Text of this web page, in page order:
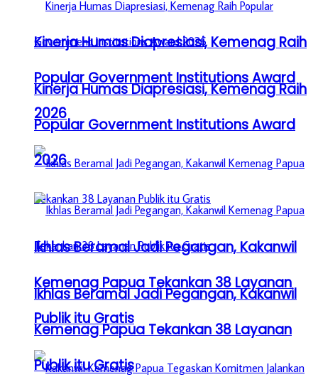
Kinerja Humas Diapresiasi, Kemenag Raih
Popular Government Institutions Award
2026
Ikhlas Beramal Jadi Pegangan, Kakanwil
Kemenag Papua Tekankan 38 Layanan
Publik itu Gratis
Kinerja Humas Diapresiasi, Kemenag Raih
Popular Government Institutions Award
2026
Ikhlas Beramal Jadi Pegangan, Kakanwil
Kemenag Papua Tekankan 38 Layanan
Publik itu Gratis